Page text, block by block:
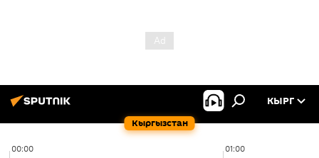
Кыргызстан
КЫРГ
00:00 01:00